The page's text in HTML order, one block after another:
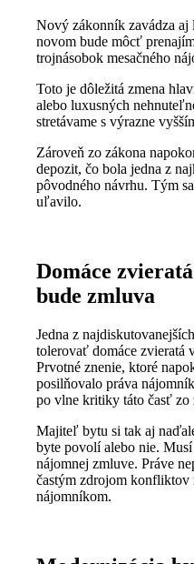
Nový zákonník zavádza
novom bude môcť
trojnásobok mesačného
Toto je dôležitá zmena
alebo luxusných
stretávame s výrazne
Zároveň zo zákona
depozit, čo bola jedna z
pôvodného návrhu. Tým
uľavilo.
Domáce
bude zmluva
Jedna z
tolerovať domáce zvieratá
Prvotné znenie, ktoré
posilňovalo práva
po vlne kritiky táto časť zo
Majiteľ bytu si tak aj
byte povolí alebo nie.
nájomnej zmluve. Práve
častým zdrojom konfliktov
nájomníkom.